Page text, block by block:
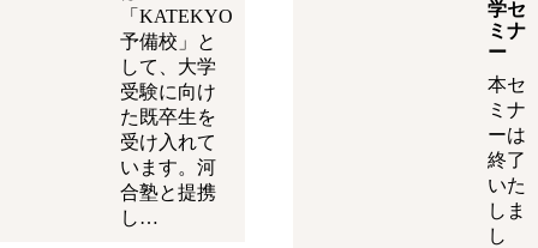
「KATEKYO
予備校」と
して、大学
受験に向け
た既卒生を
受け入れて
います。河
合塾と提携
し…
学セ
ミナ
ー
本セ
ミナ
ーは
終了
いた
しま
し